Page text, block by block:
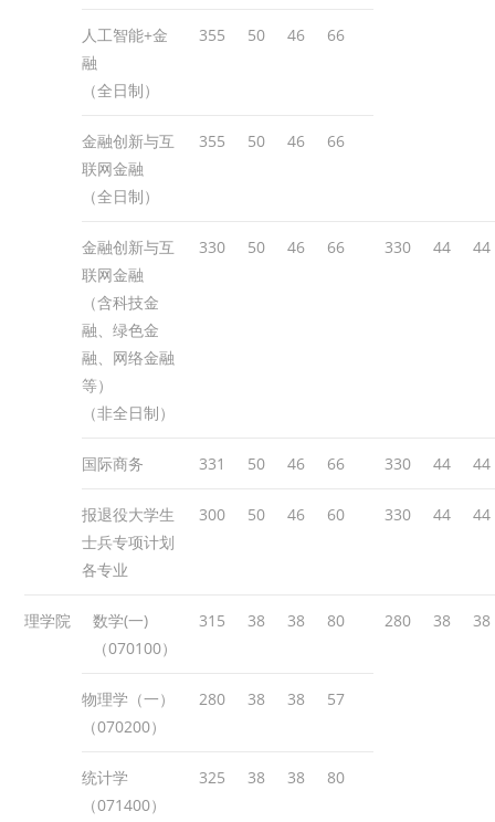
人工智能+金
融
（全日制）
355 50 46 66
金融创新与互
联网金融
（全日制）
355 50 46 66
金融创新与互
联网金融
（含科技金
融、绿色金
融、网络金融
等）
（非全日制）
330 50 46 66 330 44 44
国际商务 331 50 46 66 330 44 44
报退役大学生
士兵专项计划
各专业
300 50 46 60 330 44 44
理学院
数学(一)
（070100）
315 38 38 80 280 38 38
物理学（一）
（070200）
280 38 38 57
统计学
（071400）
325 38 38 80